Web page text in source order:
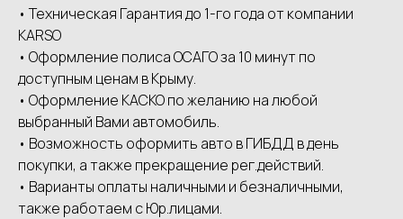
• Техническая Гарантия до 1-го года от компании
КАRSО
• Оформление полиса ОСАГО за 10 минут по
доступным ценам в Крыму.
• Оформление КАСКО по желанию на любой
выбранный Вами автомобиль.
• Возможность оформить авто в ГИБДД в день
покупки, а также прекращение рег.действий.
• Варианты оплаты наличными и безналичными,
также работаем с Юр.лицами.